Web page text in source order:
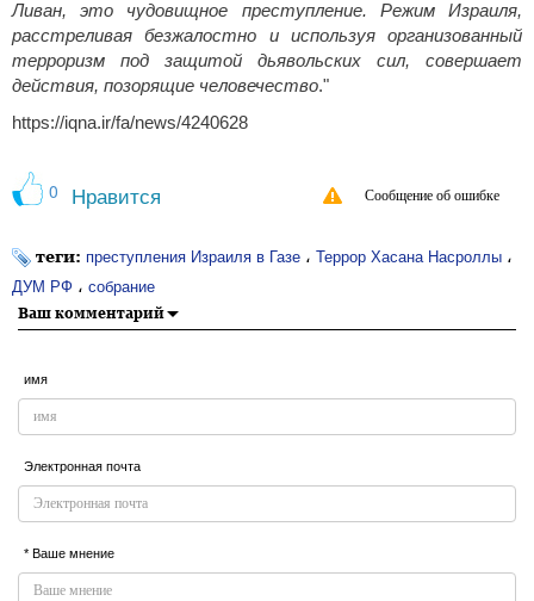
Ливан, это чудовищное преступление. Режим Израиля,
расстреливая безжалостно и используя организованный
терроризм под защитой дьявольских сил, совершает
действия, позорящие человечество."
https://iqna.ir/fa/news/4240628
0 Нравится Сообщение об ошибке
теги: преступления Израиля в Газе ، Террор Хасана Насроллы ،
ДУМ РФ ، собрание
Ваш комментарий
имя
Электронная почта
* Ваше мнение